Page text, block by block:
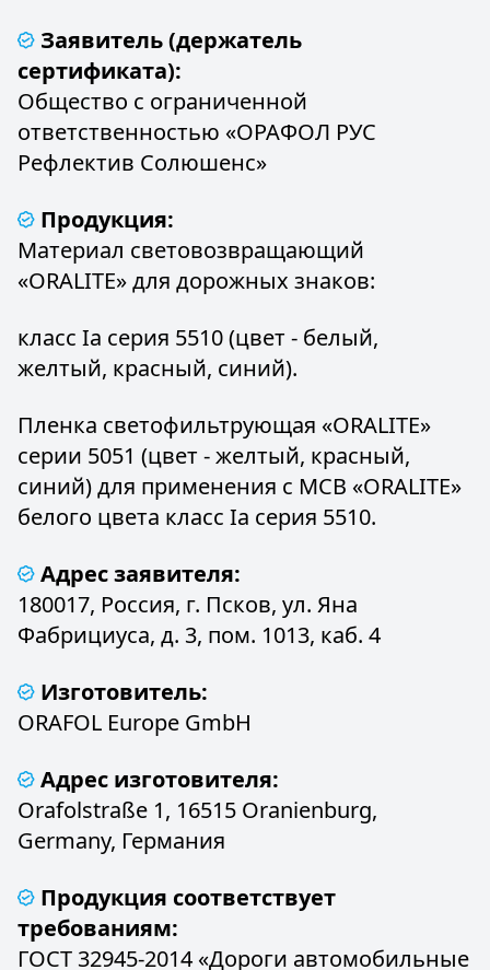
Заявитель (держатель
сертификата):
Общество с ограниченной
ответственностью «ОРАФОЛ РУС
Рефлектив Солюшенс»
Продукция:
Материал световозвращающий
«ORALITE» для дорожных знаков:
класс Iа серия 5510 (цвет - белый,
желтый, красный, синий).
Пленка светофильтрующая «ORALITE»
серии 5051 (цвет - желтый, красный,
синий) для применения с МСВ «ORALITE»
белого цвета класс Ia серия 5510.
Адрес заявителя:
180017, Россия, г. Псков, ул. Яна
Фабрициуса, д. 3, пом. 1013, каб. 4
Изготовитель:
ORAFOL Europe GmbH
Адрес изготовителя:
Orafolstraße 1, 16515 Oranienburg,
Germany, Германия
Продукция соответствует
требованиям:
ГОСТ 32945-2014 «Дороги автомобильные